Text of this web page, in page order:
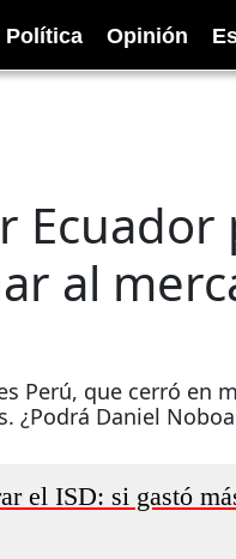
Política Opinión
Ecuador
al
Perú, que cerró en
¿Podrá Daniel
el ISD: si gastó